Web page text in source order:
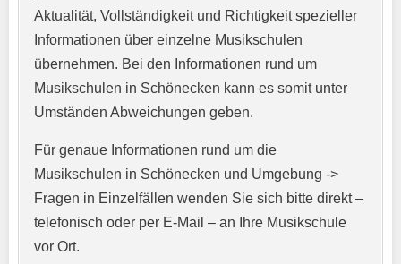
E-Mail-Adresse*
Aktualität, Vollständigkeit und Richtigkeit spezieller
Informationen über einzelne Musikschulen
übernehmen. Bei den Informationen rund um
Musikschulen in Schönecken kann es somit unter
Umständen Abweichungen geben.
Für genaue Informationen rund um die
Musikschulen in Schönecken und Umgebung ->
Fragen in Einzelfällen wenden Sie sich bitte direkt –
telefonisch oder per E-Mail – an Ihre Musikschule
vor Ort.